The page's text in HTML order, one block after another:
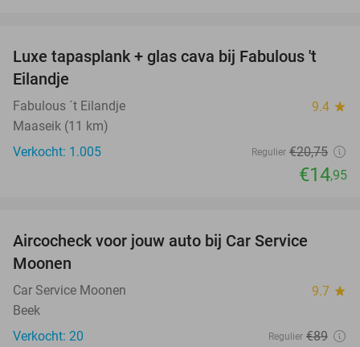
28%
Luxe tapasplank + glas cava bij Fabulous 't
Eilandje
Fabulous ´t Eilandje 9.4 star
Maaseik (11 km)
Verkocht: 1.005
Regulier €20,75
€14,95
Aircocheck voor jouw auto bij Car Service
Moonen
Car Service Moonen 9.7 star
Beek
Verkocht: 20
Regulier €89